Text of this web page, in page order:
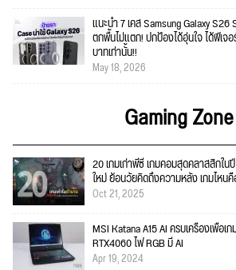
แนะนำ 7 เคส Samsung Galaxy
ตกพื้นไม่แตก! ปกป้องได้อุ่นใจ ได้ฟีเจอ
บาทเท่านั้น!!
May 18, 2026
Gaming Zone
20 เกมเก่าพีซี เกมคอมสุดคลาสสิกใ
ใหม่ ย้อนวัยคิดถึงความหลัง เกมไห
Oct 21, 2025
MSI Katana A15 AI ครบเครื่องเพื่อเ
RTX4060 ไฟ RGB มี AI
Apr 19, 2024